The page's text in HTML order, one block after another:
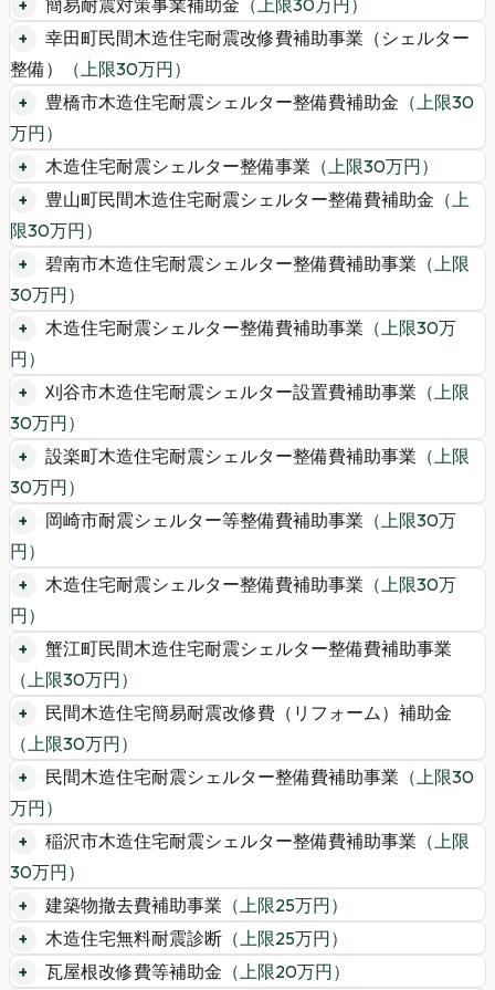
簡易耐震対策事業補助金 （上限30万円）
幸田町民間木造住宅耐震改修費補助事業（シェルター
整備）
（上限30万円）
豊橋市木造住宅耐震シェルター整備費補助金 （上限30
万円）
木造住宅耐震シェルター整備事業 （上限30万円）
豊山町民間木造住宅耐震シェルター整備費補助金 （上
限30万円）
碧南市木造住宅耐震シェルター整備費補助事業 （上限
30万円）
木造住宅耐震シェルター整備費補助事業 （上限30万
円）
刈谷市木造住宅耐震シェルター設置費補助事業 （上限
30万円）
設楽町木造住宅耐震シェルター整備費補助事業 （上限
30万円）
岡崎市耐震シェルター等整備費補助事業 （上限30万
円）
木造住宅耐震シェルター整備費補助事業 （上限30万
円）
蟹江町民間木造住宅耐震シェルター整備費補助事業
（上限30万円）
民間木造住宅簡易耐震改修費（リフォーム）補助金
（上限30万円）
民間木造住宅耐震シェルター整備費補助事業 （上限30
万円）
稲沢市木造住宅耐震シェルター整備費補助事業 （上限
30万円）
建築物撤去費補助事業 （上限25万円）
木造住宅無料耐震診断 （上限25万円）
瓦屋根改修費等補助金 （上限20万円）